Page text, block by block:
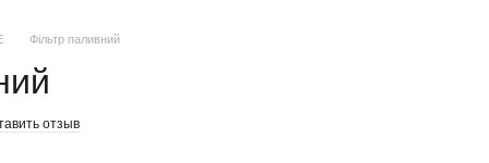
Фільтр паливний
отзыв